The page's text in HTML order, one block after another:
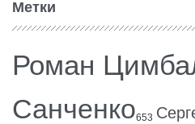
Метки
Роман
Санченко653